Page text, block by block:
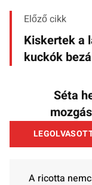
Előző cikk
Kiskertek a
kuckók
Séta
A ricotta